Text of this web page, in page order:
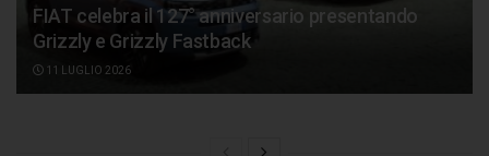
FIAT celebra il 127° anniversario presentando
Grizzly e Grizzly Fastback
11 LUGLIO 2026